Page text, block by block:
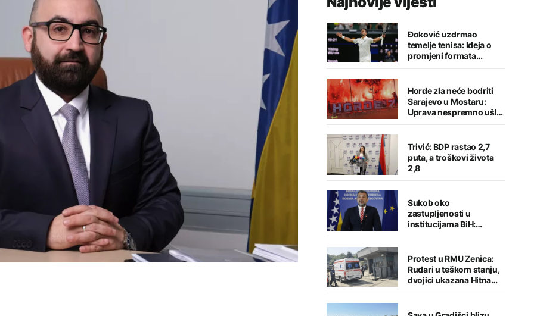
Đoković uzdrmao
temelje tenisa: Ideja o
promjeni formata
izazvala buru reakcija
Horde zla neće bodriti
Sarajevo u Mostaru:
Uprava nespremno ušla
u sezonu
Trivić: BDP rastao 2,7
puta, a troškovi života
2,8
Sukob oko
zastupljenosti u
institucijama BiH:
Konaković otvorio
odgovore
Protest u RMU Zenica:
Rudari u teškom stanju,
dvojici ukazana Hitna
medicinska pomoć